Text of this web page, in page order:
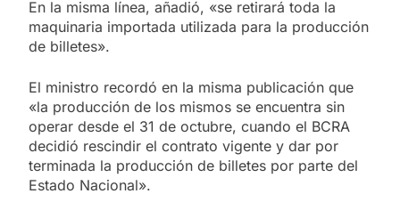
En la misma línea, añadió, «se retirará toda la
maquinaria importada utilizada para la producción
de billetes».
El ministro recordó en la misma publicación que
«la producción de los mismos se encuentra sin
operar desde el 31 de octubre, cuando el BCRA
decidió rescindir el contrato vigente y dar por
terminada la producción de billetes por parte del
Estado Nacional».